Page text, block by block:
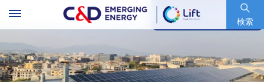
検索
銘柄コード : 600153.SH